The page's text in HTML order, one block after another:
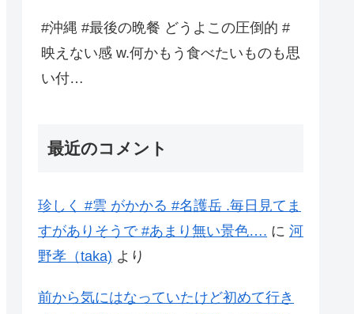
#沖縄 #最後の晩餐 どうよこの圧倒的 #
映えない感 w.何かもう食べたいものも思
い付…
最近のコメント
珍しく #雲 がかかる #名護岳 .毎日見てま
すがありそうで #あまり無い景色…. に 河
野孝（taka) より
前から気にはなっていたけど初めて行き